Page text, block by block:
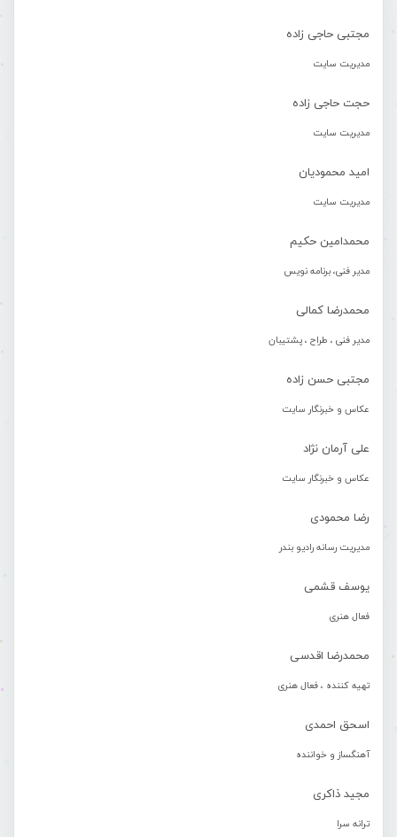
مجتبی حاجی زاده
مدیریت سایت
حجت حاجی زاده
مدیریت سایت
امید محمودیان
مدیریت سایت
محمدامین حکیم
مدیر فنی، برنامه نویس
محمدرضا کمالی
مدیر فنی ، طراح ، پشتیبان
مجتبی حسن زاده
عکاس و خبرنگار سایت
علی آرمان نژاد
عکاس و خبرنگار سایت
رضا محمودی
مدیریت رسانه رادیو بندر
یوسف قشمی
فعال هنری
محمدرضا اقدسی
تهیه کننده ، فعال هنری
اسحق احمدی
آهنگساز و خواننده
مجید ذاکری
ترانه سرا